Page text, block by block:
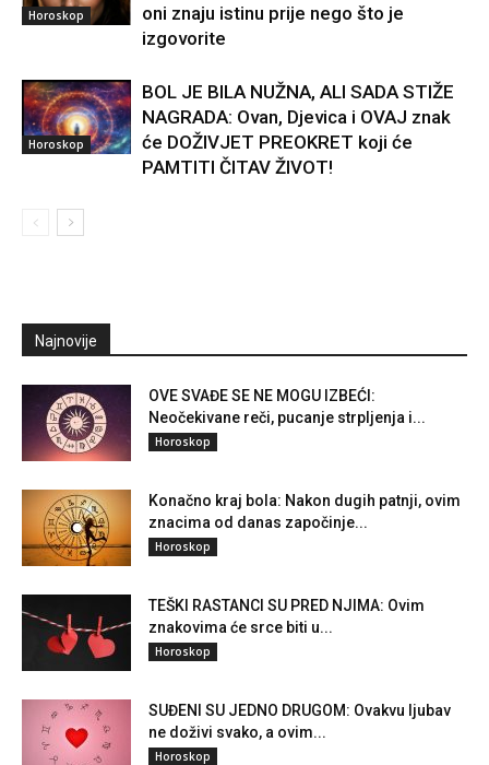
Horoskop
oni znaju istinu prije nego što je
izgovorite
Horoskop
BOL JE BILA NUŽNA, ALI SADA STIŽE
NAGRADA: Ovan, Djevica i OVAJ znak
će DOŽIVJET PREOKRET koji će
PAMTITI ČITAV ŽIVOT!
Najnovije
OVE SVAĐE SE NE MOGU IZBEĆI:
Neočekivane reči, pucanje strpljenja i...
Horoskop
Konačno kraj bola: Nakon dugih patnji, ovim
znacima od danas započinje...
Horoskop
TEŠKI RASTANCI SU PRED NJIMA: Ovim
znakovima će srce biti u...
Horoskop
SUĐENI SU JEDNO DRUGOM: Ovakvu ljubav
ne doživi svako, a ovim...
Horoskop